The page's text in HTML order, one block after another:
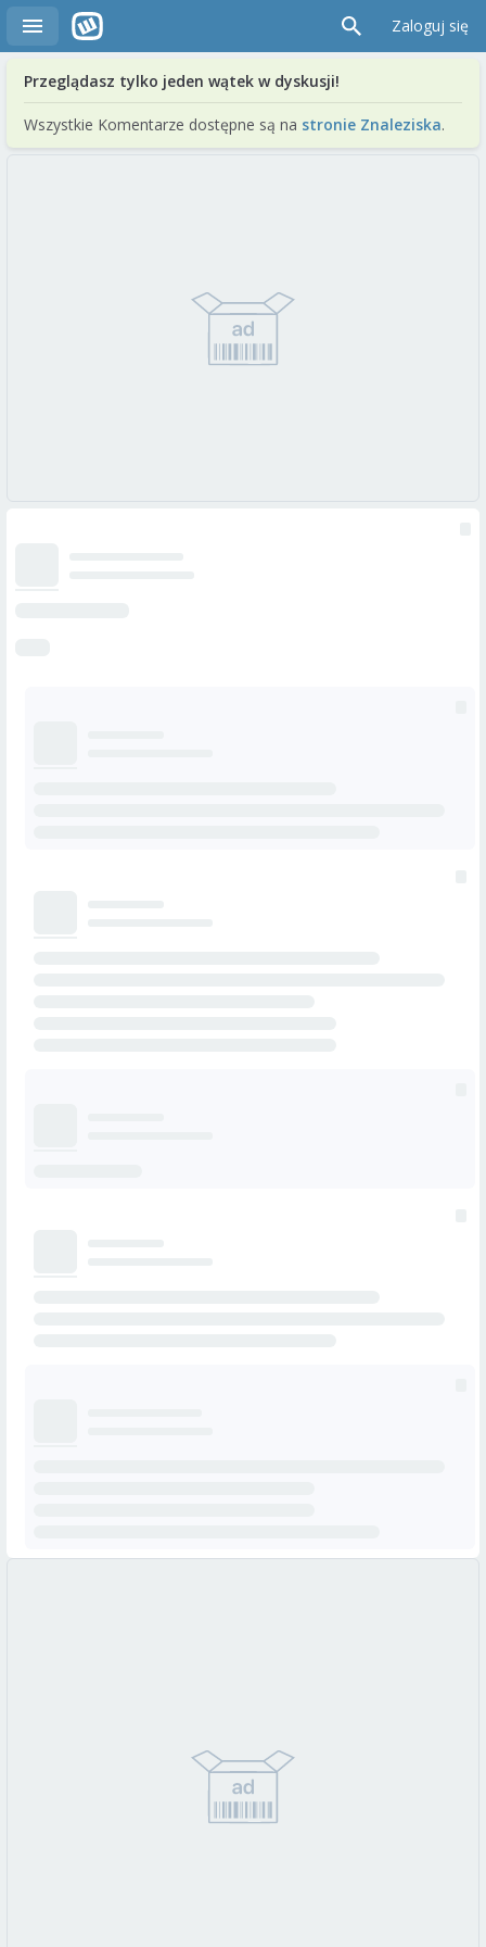
Zaloguj się
Przeglądasz tylko jeden wątek w dyskusji!
Wszystkie Komentarze dostępne są na stronie Znaleziska.